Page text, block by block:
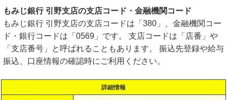
もみじ銀行 引野支店の支店コード・金融機関コード
もみじ銀行 引野支店の支店コードは「380」、金融機関コー
ド・銀行コードは「0569」です。 支店コードは「店番」や
「支店番号」と呼ばれることもあります。 振込先登録や給与
振込、口座情報の確認時にご利用ください。
詳細情報